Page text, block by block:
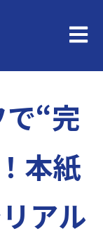
メイ
“完
本紙
アル